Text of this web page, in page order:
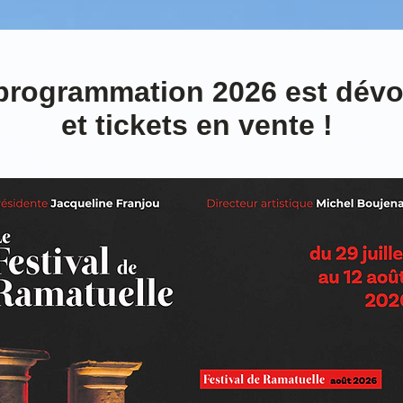
2026 est
et tickets en vente !